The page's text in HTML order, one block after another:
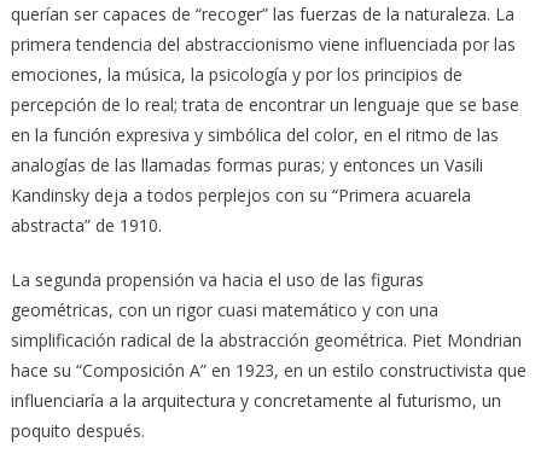
querían ser capaces de “recoger” las fuerzas de la naturaleza. La
primera tendencia del abstraccionismo viene influenciada por las
emociones, la música, la psicología y por los principios de
percepción de lo real; trata de encontrar un lenguaje que se base
en la función expresiva y simbólica del color, en el ritmo de las
analogías de las llamadas formas puras; y entonces un Vasili
Kandinsky deja a todos perplejos con su “Primera acuarela
abstracta” de 1910.
La segunda propensión va hacia el uso de las figuras
geométricas, con un rigor cuasi matemático y con una
simplificación radical de la abstracción geométrica. Piet Mondrian
hace su “Composición A” en 1923, en un estilo constructivista que
influenciaría a la arquitectura y concretamente al futurismo, un
poquito después.